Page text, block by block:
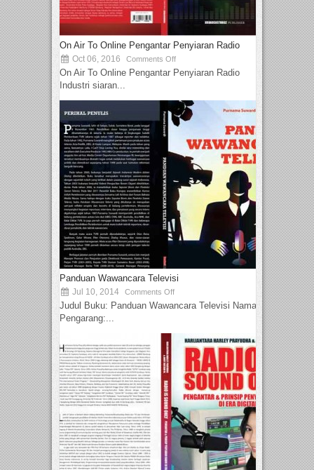
On Air To Online Pengantar Penyiaran Radio
Oct 06, 2016 Comments Off
On Air To Online Pengantar Penyiaran Radio
Industri siaran...
Panduan Wawancara Televisi
Jul 10, 2014 Comments Off
Judul Buku: Panduan Wawancara Televisi Nama
Pengarang:...